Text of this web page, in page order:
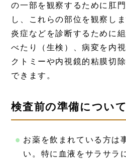
の一部を観察するために肛
し、これらの部位を観察し
炎症などを診断するために
べたり（生検）、病変を内
クトミーや内視鏡的粘膜切
できます。
検査前の準備について
お薬を飲まれている方は
い。特に血液をサラサラ